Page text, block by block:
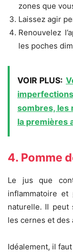
zones que
Laissez agir
Renouvelez
les poches
VOIR PLUS:
sombres, les
la premières
4. Pomme
Le jus que
inflammatoire
naturelle. Il peut
les cernes et des
Idéalement, il